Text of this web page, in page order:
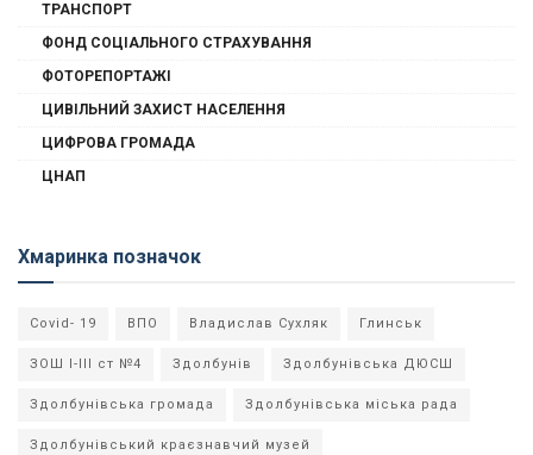
ТРАНСПОРТ
ФОНД СОЦІАЛЬНОГО СТРАХУВАННЯ
ФОТОРЕПОРТАЖІ
ЦИВІЛЬНИЙ ЗАХИСТ НАСЕЛЕННЯ
ЦИФРОВА ГРОМАДА
ЦНАП
Хмаринка позначок
Covid- 19 ВПО Владислав Сухляк Глинськ
ЗОШ І-ІІІ ст №4 Здолбунів Здолбунівська ДЮСШ
Здолбунівська громада Здолбунівська міська рада
Здолбунівський краєзнавчий музей